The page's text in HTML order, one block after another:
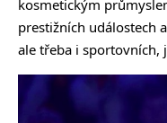
kosmetickým
prestižních událostech
ale třeba i sportovních,